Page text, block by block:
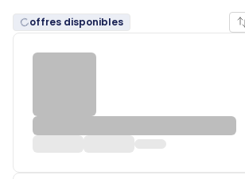
offres disponibles